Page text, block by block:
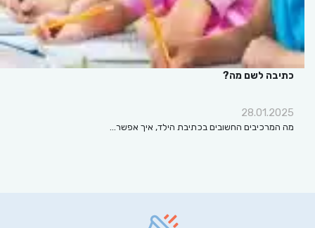
כתיבה לשם מה?
28.01.2025
מה המרכיבים החשובים בכתיבת הילד, איך אפשר…